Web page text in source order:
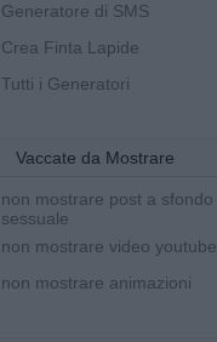
Generatore di SMS
Crea Finta Lapide
Tutti i Generatori
Vaccate da Mostrare
non mostrare post a sfondo
sessuale
non mostrare video youtube
non mostrare animazioni